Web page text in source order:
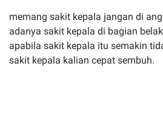
memang sakit kepala jangan di
adanya sakit kepala di bagian
apabila sakit kepala itu semakin
sakit kepala kalian cepat sembuh.